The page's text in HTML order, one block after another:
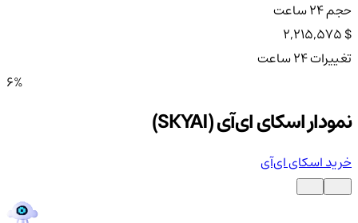
حجم ۲۴ ساعت
$ 2,215,575
تغییرات ۲۴ ساعت
6%
نمودار اسکای ای‌آی (SKYAI)
خرید اسکای ای‌آی